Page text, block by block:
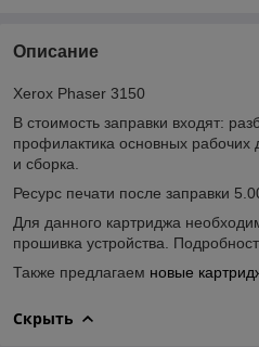
Описание
Xerox Phaser 3150
В стоимость заправки входят:
профилактика основных рабочих
и сборка.
Ресурс печати после заправки
Для данного картриджа
прошивка устройства.
Также предлагаем новые
Скрыть